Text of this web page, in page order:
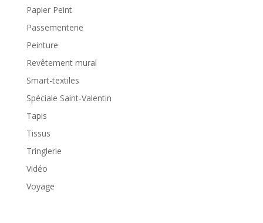
Papier Peint
Passementerie
Peinture
Revêtement mural
Smart-textiles
Spéciale Saint-Valentin
Tapis
Tissus
Tringlerie
Vidéo
Voyage